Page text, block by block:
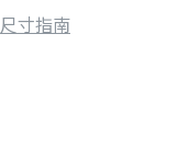
尺寸指南